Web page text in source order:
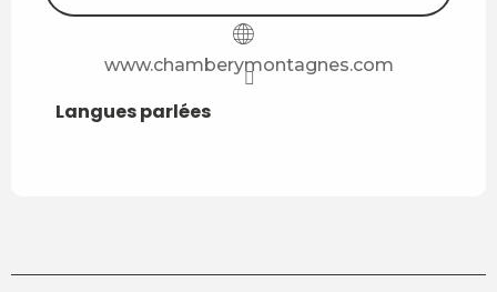
www.chamberymontagnes.com
Langues parlées
Langues parlées